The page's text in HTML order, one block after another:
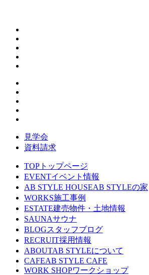
見学会
資料請求
TOP トップページ
EVENTイベント情報
AB STYLE HOUSEAB STYLEの家
WORKS施工事例
ESTATE建売物件・土地情報
SAUNAサウナ
BLOGスタッフブログ
RECRUIT採用情報
ABOUTAB STYLEについて
CAFEAB STYLE CAFE
WORK SHOPワークショップ